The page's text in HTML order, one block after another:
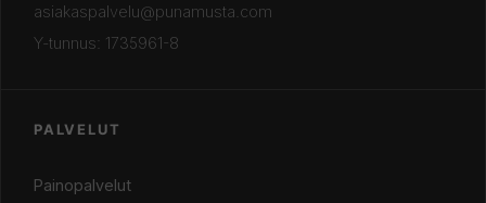
asiakaspalvelu@punamusta.com
Y-tunnus: 1735961-8
PALVELUT
Painopalvelut